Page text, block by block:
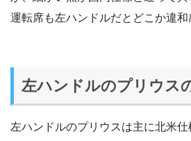
運転席も左ハンドルだとどこか違和
左ハンドルのプリウス
左ハンドルのプリウスは主に北米